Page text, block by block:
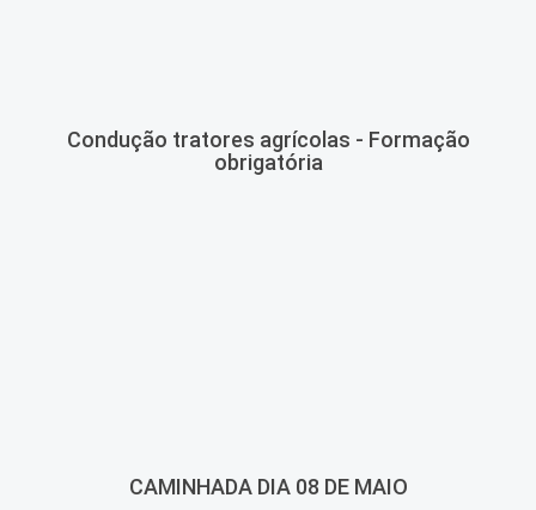
Condução tratores agrícolas - Formação
obrigatória
CAMINHADA DIA 08 DE MAIO